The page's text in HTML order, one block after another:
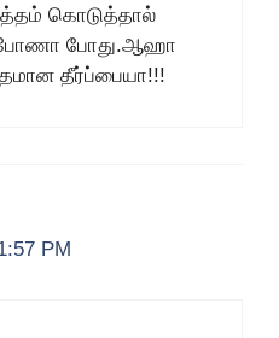
கொடுத்தால்
போணா போது.ஆஹா
தீர்ப்பையா!!!
PM